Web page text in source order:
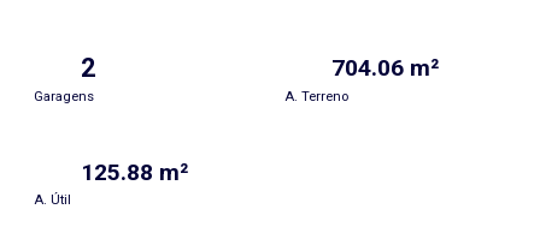
2
Garagens
704.06 m²
A. Terreno
125.88 m²
A. Útil